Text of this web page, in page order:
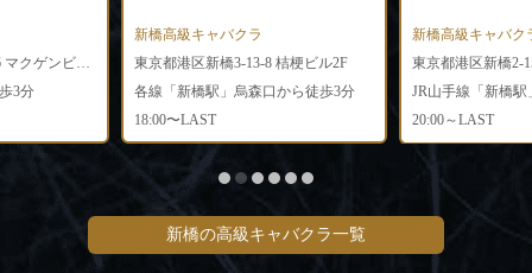
東京都港区新橋2-15-16 マクゲンビル8F
3分
新橋高級キャバクラ
東京都港区新橋3-13-8 桔梗ビル2F
各線「新橋駅」烏森口から徒歩3分
18:00〜LAST
新橋高級キャバク
20:00～LAST
新橋の高級キャバクラ一覧